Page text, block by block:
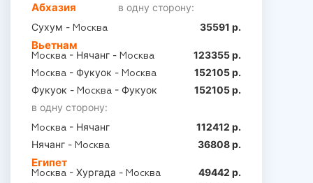
Абхазия
в одну сторону:
Сухум - Москва 35591 р.
Вьетнам
Москва - Нячанг - Москва 123355 р.
Москва - Фукуок - Москва
152105 р.
Фукуок - Москва - Фукуок
152105 р.
в одну сторону:
Москва - Нячанг
112412 р.
Нячанг - Москва 36808 р.
Египет
Москва - Хургада - Москва 49442 р.